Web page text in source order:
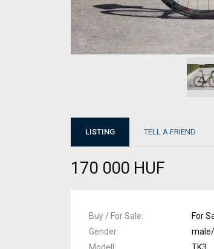
LISTING TELL A FRIEND
170 000 HUF
Buy / For Sale For
Gender
Modell
TK3